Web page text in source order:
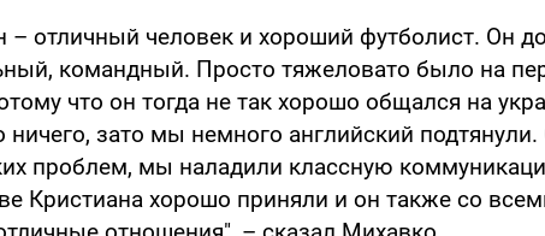
– отличный человек и хороший футболист. Он
командный. Просто тяжеловато было на
что он тогда не так хорошо общался на
зато мы немного английский подтянули.
проблем, мы наладили классную
Кристиана хорошо приняли и он также со